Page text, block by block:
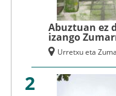
Abuztuan ez
izango
Urretxu eta
2